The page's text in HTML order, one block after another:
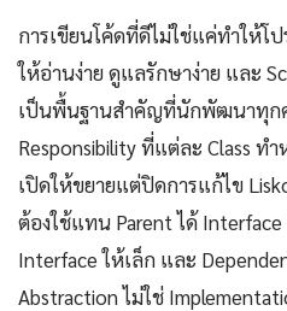
การเขียนโค้ดที่ดีไม่ใช่แค่ทำให้โ
ให้อ่านง่าย ดูแลรักษาง่าย และ
เป็นพื้นฐานสำคัญที่นักพัฒนาทุกค
Responsibility ที่แต่ละ Class ท
เปิดให้ขยายแต่ปิดการแก้ไข
ต้องใช้แทน Parent ได้
Interface ให้เล็ก และ
Abstraction ไม่ใช่